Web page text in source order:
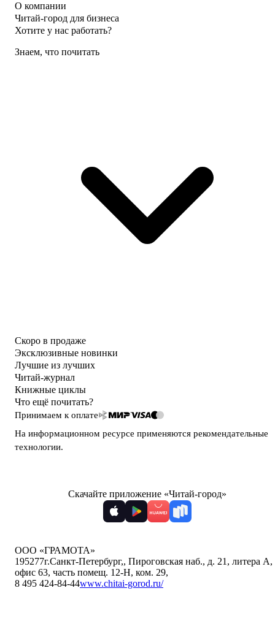
О компании
Читай-город для бизнеса
Хотите у нас работать?
Знаем, что почитать
Скоро в продаже
Эксклюзивные новинки
Лучшие из лучших
Читай-журнал
Книжные циклы
Что ещё почитать?
Принимаем к оплате
На информационном ресурсе применяются рекомендательные
технологии.
Скачайте приложение «Читай-город»
ООО «ГРАМОТА»
195277г.Санкт-Петербург,, Пироговская наб., д. 21, литера А,
офис 63, часть помещ. 12-Н, ком. 29,
8 495 424-84-44www.chitai-gorod.ru/